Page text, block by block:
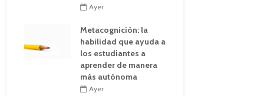
Ayer
Metacognición: la
habilidad que ayuda a
los estudiantes a
aprender de manera
más autónoma
Ayer